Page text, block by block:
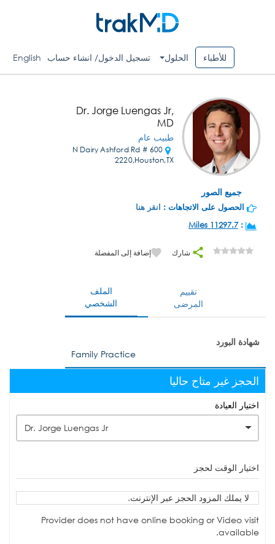
للأطباء الحلول تسجيل الدخول/ انشاء حساب English
جميع الصور
Dr. Jorge Luengas Jr,
MD
طبيب عام
600 N Dairy Ashford Rd #
2220,Houston,TX
الحصول على الاتجاهات : انقر هنا
:
11297.7 Miles
شارك إضافة إلى المفضلة
الملف
الشخصي
تقييم
المرضى
شهادة البورد
Family Practice
الحجز غير متاح حاليا
اختيار العيادة
Dr. Jorge Luengas Jr
اختيار الوقت لحجز
لا يملك المزود الحجز عبر الإنترنت.
Provider does not have online booking or Video visit
available.